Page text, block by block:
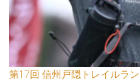
第17回 信州戸隠トレイルラ